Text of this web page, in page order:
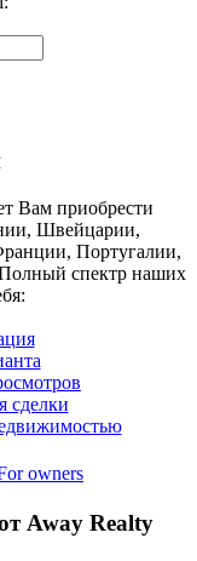
Вам приобрести
Швейцарии,
Португалии,
спектр наших
сделки
owners
Away Realty